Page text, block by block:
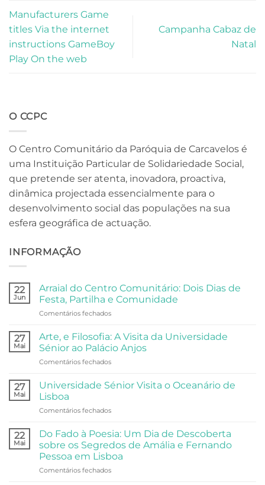
Manufacturers Game
titles Via the internet
instructions GameBoy
Play On the web
Campanha Cabaz de
Natal
O CCPC
O Centro Comunitário da Paróquia de Carcavelos é
uma Instituição Particular de Solidariedade Social,
que pretende ser atenta, inovadora, proactiva,
dinâmica projectada essencialmente para o
desenvolvimento social das populações na sua
esfera geográfica de actuação.
INFORMAÇÃO
22
Jun
Arraial do Centro Comunitário: Dois Dias de
Festa, Partilha e Comunidade
Comentários fechadosem
do
Centro
Comunitário:
Dois
de
e
27
Mai
Arte, e Filosofia: A Visita da Universidade
Sénior ao Palácio Anjos
Comentários fechadosem
e
Visita
Universidade
Sénior
Palácio
Anjos
27
Mai
Universidade Sénior Visita o Oceanário de
Lisboa
Comentários fechadosem
Sénior
Visita
o
Oceanário
de
22
Mai
Do Fado à Poesia: Um Dia de Descoberta
sobre os Segredos de Amália e Fernando
Pessoa em Lisboa
Comentários fechadosem